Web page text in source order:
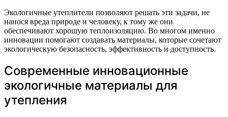
Экологичные утеплители позволяют решать эти задачи, не
нанося вреда природе и человеку, к тому же они
обеспечивают хорошую теплоизоляцию. Во многом именно
инновации помогают создавать материалы, которые сочетают
экологическую безопасность, эффективность и доступность.
Современные инновационные
экологичные материалы для
утепления